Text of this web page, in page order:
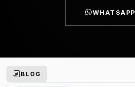
WHATSAPP
BLOG